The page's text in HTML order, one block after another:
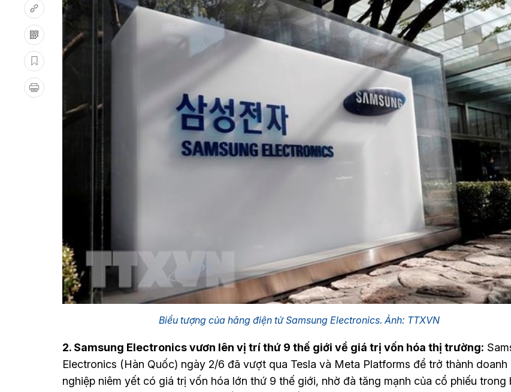
Biểu tượng của hãng điện tử Samsung Electronics. Ảnh: TTXVN
2. Samsung Electronics vươn lên vị trí thứ 9 thế giới về giá trị vốn hóa thị trường:
Electronics (Hàn Quốc) ngày 2/6 đã vượt qua Tesla và Meta Platforms để trở thành doanh
nghiệp niêm yết có giá trị vốn hóa lớn thứ 9 thế giới, nhờ đà tăng mạnh của cổ phiếu trong